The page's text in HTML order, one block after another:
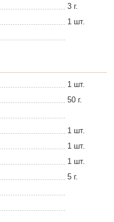
3 г.
1 шт.
1 шт.
50 г.
1 шт.
1 шт.
1 шт.
5 г.